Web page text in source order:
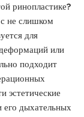
ринопластике?
не слишком
для
или
подходит
эстетические
его дыхательных